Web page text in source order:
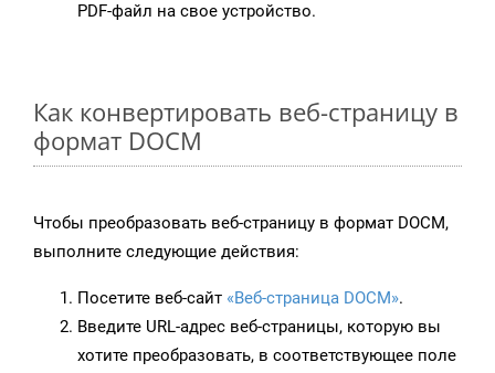
PDF-файл на свое устройство.
Как конвертировать веб-страницу в
формат DOCM
Чтобы преобразовать веб-страницу в формат DOCM,
выполните следующие действия:
Посетите веб-сайт «Веб-страница DOCM».
Введите URL-адрес веб-страницы, которую вы
хотите преобразовать, в соответствующее поле